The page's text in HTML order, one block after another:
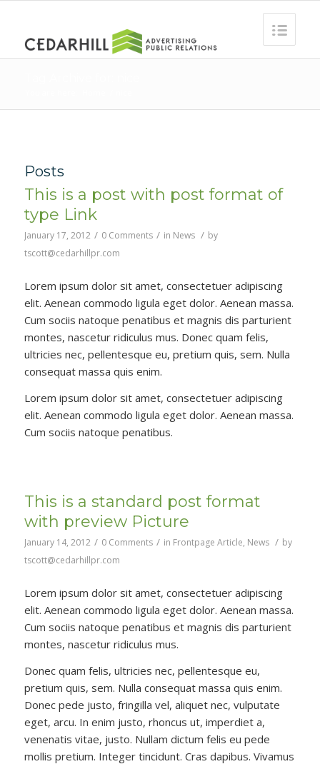
Posts
This is a post with post format of
type Link
January 17, 2012 / 0 Comments / in News / by
tscott@cedarhillpr.com
Lorem ipsum dolor sit amet, consectetuer adipiscing
elit. Aenean commodo ligula eget dolor. Aenean massa.
Cum sociis natoque penatibus et magnis dis parturient
montes, nascetur ridiculus mus. Donec quam felis,
ultricies nec, pellentesque eu, pretium quis, sem. Nulla
consequat massa quis enim.
Lorem ipsum dolor sit amet, consectetuer adipiscing
elit. Aenean commodo ligula eget dolor. Aenean massa.
Cum sociis natoque penatibus.
This is a standard post format
with preview Picture
January 14, 2012 / 0 Comments / in Frontpage Article, News / by
tscott@cedarhillpr.com
Lorem ipsum dolor sit amet, consectetuer adipiscing
elit. Aenean commodo ligula eget dolor. Aenean massa.
Cum sociis natoque penatibus et magnis dis parturient
montes, nascetur ridiculus mus.
Donec quam felis, ultricies nec, pellentesque eu,
pretium quis, sem. Nulla consequat massa quis enim.
Donec pede justo, fringilla vel, aliquet nec, vulputate
eget, arcu. In enim justo, rhoncus ut, imperdiet a,
venenatis vitae, justo. Nullam dictum felis eu pede
mollis pretium. Integer tincidunt. Cras dapibus. Vivamus